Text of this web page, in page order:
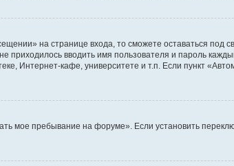
на странице входа, то сможете оставаться
приходилось вводить имя пользователя и пароль
Интернет-кафе, университете и т.п. Если пункт
мое пребывание на форуме». Если установить